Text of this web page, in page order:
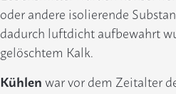
oder andere isolierende
dadurch luftdicht aufbewahrt
gelöschtem Kalk.
Kühlenwar vor dem Zeitalter